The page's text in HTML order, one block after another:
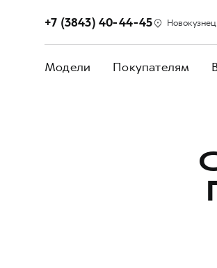
+7 (3843) 40-44-45
Модели Покупателям